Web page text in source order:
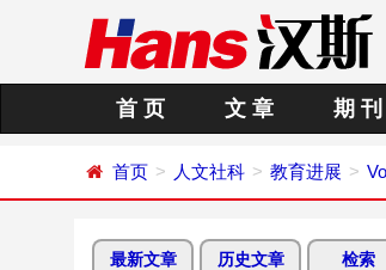
首 页 文 章 期 刊
首页 人文社科 教育进展
最新文章 历史文章 检索